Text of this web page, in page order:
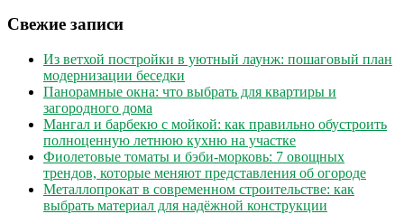
Свежие записи
Из ветхой постройки в уютный лаунж: пошаговый план
модернизации беседки
Панорамные окна: что выбрать для квартиры и
загородного дома
Мангал и барбекю с мойкой: как правильно обустроить
полноценную летнюю кухню на участке
Фиолетовые томаты и бэби-морковь: 7 овощных
трендов, которые меняют представления об огороде
Металлопрокат в современном строительстве: как
выбрать материал для надёжной конструкции